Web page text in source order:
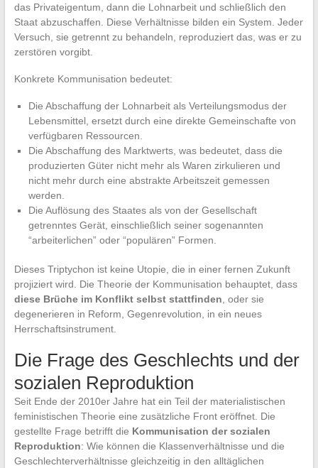
das Privateigentum, dann die Lohnarbeit und schließlich den
Staat abzuschaffen. Diese Verhältnisse bilden ein System. Jeder
Versuch, sie getrennt zu behandeln, reproduziert das, was er zu
zerstören vorgibt.
Konkrete Kommunisation bedeutet:
Die Abschaffung der Lohnarbeit als Verteilungsmodus der
Lebensmittel, ersetzt durch eine direkte Gemeinschafte von
verfügbaren Ressourcen.
Die Abschaffung des Marktwerts, was bedeutet, dass die
produzierten Güter nicht mehr als Waren zirkulieren und
nicht mehr durch eine abstrakte Arbeitszeit gemessen
werden.
Die Auflösung des Staates als von der Gesellschaft
getrenntes Gerät, einschließlich seiner sogenannten
“arbeiterlichen” oder “populären” Formen.
Dieses Triptychon ist keine Utopie, die in einer fernen Zukunft
projiziert wird. Die Theorie der Kommunisation behauptet, dass
diese Brüche im Konflikt selbst stattfinden, oder sie
degenerieren in Reform, Gegenrevolution, in ein neues
Herrschaftsinstrument.
Die Frage des Geschlechts und der
sozialen Reproduktion
Seit Ende der 2010er Jahre hat ein Teil der materialistischen
feministischen Theorie eine zusätzliche Front eröffnet. Die
gestellte Frage betrifft die Kommunisation der sozialen
Reproduktion: Wie können die Klassenverhältnisse und die
Geschlechterverhältnisse gleichzeitig in den alltäglichen